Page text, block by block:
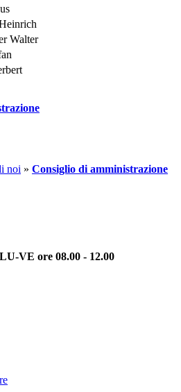
Walter
noi » Consiglio di amministrazione
VE ore 08.00 - 12.00